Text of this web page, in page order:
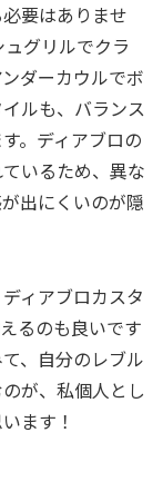
要はありませ
グリルでクラ
ダーカウルでボ
ルも、バランス
。ディアブロの
いるため、異な
出にくいのが隠
ィアブロカスタ
るのも良いです
、自分のレブル
が、私個人とし
ます！